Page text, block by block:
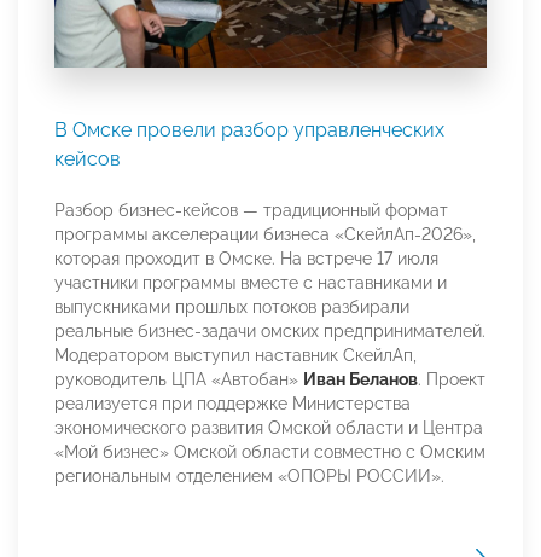
В Омске провели разбор управленческих
кейсов
Разбор бизнес-кейсов — традиционный формат
программы акселерации бизнеса «СкейлАп-2026»,
которая проходит в Омске. На встрече 17 июля
участники программы вместе с наставниками и
выпускниками прошлых потоков разбирали
реальные бизнес-задачи омских предпринимателей.
Модератором выступил наставник СкейлАп,
руководитель ЦПА «Автобан» Иван Беланов. Проект
реализуется при поддержке Министерства
экономического развития Омской области и Центра
«Мой бизнес» Омской области совместно с Омским
региональным отделением «ОПОРЫ РОССИИ».